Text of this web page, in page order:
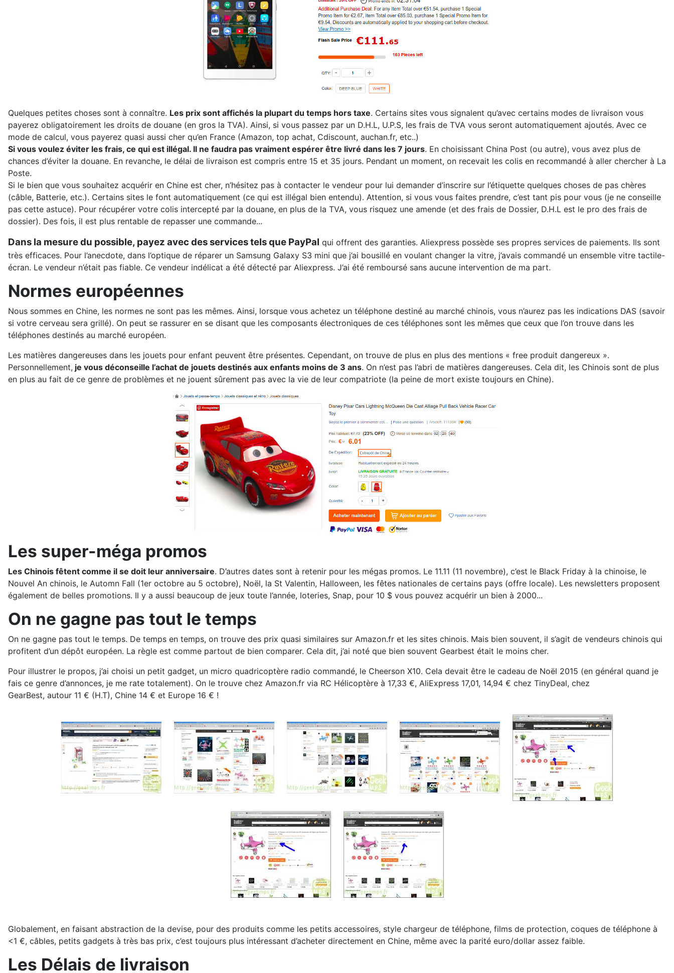
Quelques petites choses sont à connaître. Les prix sont affichés la plupart du temps hors taxe. Certains sites vous signalent qu’avec certains modes de livraison vous
payerez obligatoirement les droits de douane (en gros la TVA). Ainsi, si vous passez par un D.H.L, U.P.S, les frais de TVA vous seront automatiquement ajoutés. Avec ce
mode de calcul, vous payerez quasi aussi cher qu’en France (Amazon, top achat, Cdiscount, auchan.fr, etc..)
Si vous voulez éviter les frais, ce qui est illégal. Il ne faudra pas vraiment espérer être livré dans les 7 jours. En choisissant China Post (ou autre), vous avez plus de
chances d’éviter la douane. En revanche, le délai de livraison est compris entre 15 et 35 jours. Pendant un moment, on recevait les colis en recommandé à aller chercher à La
Poste.
Si le bien que vous souhaitez acquérir en Chine est cher, n’hésitez pas à contacter le vendeur pour lui demander d’inscrire sur l’étiquette quelques choses de pas chères
(câble, Batterie, etc.). Certains sites le font automatiquement (ce qui est illégal bien entendu). Attention, si vous vous faites prendre, c’est tant pis pour vous (je ne conseille
pas cette astuce). Pour récupérer votre colis intercepté par la douane, en plus de la TVA, vous risquez une amende (et des frais de Dossier, D.H.L est le pro des frais de
dossier). Des fois, il est plus rentable de repasser une commande...
Dans la mesure du possible, payez avec des services tels que PayPal qui offrent des garanties. Aliexpress possède ses propres services de paiements. Ils sont
très efficaces. Pour l’anecdote, dans l’optique de réparer un Samsung Galaxy S3 mini que j’ai bousillé en voulant changer la vitre, j’avais commandé un ensemble vitre tactile-
écran. Le vendeur n’était pas fiable. Ce vendeur indélicat a été détecté par Aliexpress. J’ai été remboursé sans aucune intervention de ma part.
Normes européennes
Nous sommes en Chine, les normes ne sont pas les mêmes. Ainsi, lorsque vous achetez un téléphone destiné au marché chinois, vous n’aurez pas les indications DAS (savoir
si votre cerveau sera grillé). On peut se rassurer en se disant que les composants électroniques de ces téléphones sont les mêmes que ceux que l’on trouve dans les
téléphones destinés au marché européen.
Les matières dangereuses dans les jouets pour enfant peuvent être présentes. Cependant, on trouve de plus en plus des mentions « free produit dangereux ».
Personnellement, je vous déconseille l’achat de jouets destinés aux enfants moins de 3 ans. On n’est pas l’abri de matières dangereuses. Cela dit, les Chinois sont de plus
en plus au fait de ce genre de problèmes et ne jouent sûrement pas avec la vie de leur compatriote (la peine de mort existe toujours en Chine).
Les super-méga promos
Les Chinois fêtent comme il se doit leur anniversaire. D’autres dates sont à retenir pour les mégas promos. Le 11.11 (11 novembre), c’est le Black Friday à la chinoise, le
Nouvel An chinois, le Automn Fall (1er octobre au 5 octobre), Noël, la St Valentin, Halloween, les fêtes nationales de certains pays (offre locale). Les newsletters proposent
également de belles promotions. Il y a aussi beaucoup de jeux toute l’année, loteries, Snap, pour 10 $ vous pouvez acquérir un bien à 2000...
On ne gagne pas tout le temps
On ne gagne pas tout le temps. De temps en temps, on trouve des prix quasi similaires sur Amazon.fr et les sites chinois. Mais bien souvent, il s’agit de vendeurs chinois qui
profitent d’un dépôt européen. La règle est comme partout de bien comparer. Cela dit, j’ai noté que bien souvent Gearbest était le moins cher.
Pour illustrer le propos, j’ai choisi un petit gadget, un micro quadricoptère radio commandé, le Cheerson X10. Cela devait être le cadeau de Noël 2015 (en général quand je
fais ce genre d’annonces, je me rate totalement). On le trouve chez Amazon.fr via RC Hélicoptère à 17,33 €, AliExpress 17,01, 14,94 € chez TinyDeal, chez
GearBest, autour 11 € (H.T), Chine 14 € et Europe 16 € !
Globalement, en faisant abstraction de la devise, pour des produits comme les petits accessoires, style chargeur de téléphone, films de protection, coques de téléphone à
<1 €, câbles, petits gadgets à très bas prix, c’est toujours plus intéressant d’acheter directement en Chine, même avec la parité euro/dollar assez faible.
Les Délais de livraison